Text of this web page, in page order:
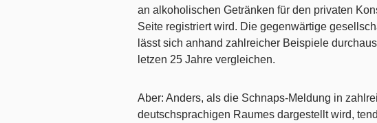
an alkoholischen Getränken für den privaten
Seite registriert wird. Die gegenwärtige
lässt sich anhand zahlreicher Beispiele
letzen 25 Jahre vergleichen.
Aber: Anders, als die Schnaps-Meldung in
deutschsprachigen Raumes dargestellt wird,